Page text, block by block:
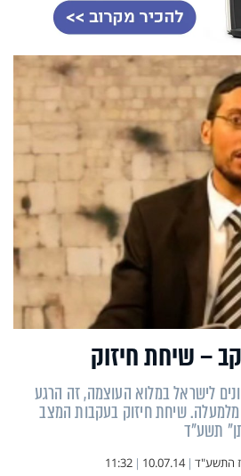
– שיחת חיזוק
לישראל במלוא העוצמה, זה הרגע
שיחת חיזוק בעקבות המצב
תשע"ד
התשע"ד |
10.07.14
|
11:32